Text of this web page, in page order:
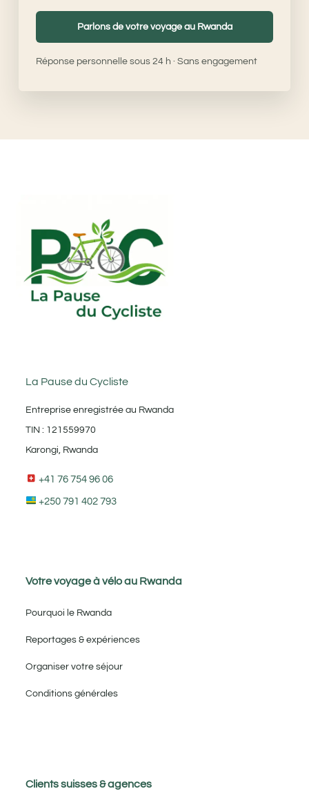
Parlons de votre voyage au Rwanda
Réponse personnelle sous 24 h · Sans engagement
La Pause du Cycliste
Entreprise enregistrée au Rwanda
TIN : 121559970
Karongi, Rwanda
+41 76 754 96 06
+250 791 402 793
Votre voyage à vélo au Rwanda
Pourquoi le Rwanda
Reportages & expériences
Organiser votre séjour
Conditions générales
Clients suisses & agences